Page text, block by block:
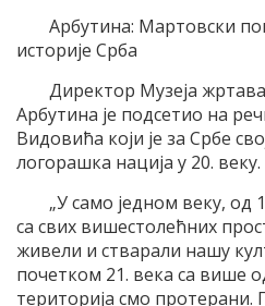
Арбутина: Мартовски
историје Срба
Директор Музеја
Арбутина је подсетио на
Видовића који је за Србе
логорашка нација у 20. веку.
„У само једном веку, од
са свих вишестолећних
живели и стварали нашу
почетком 21. века са више
територија смо протерани.